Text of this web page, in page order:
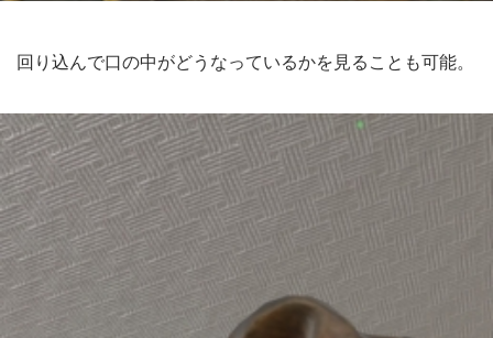
回り込んで口の中がどうなっているかを見ることも可能。